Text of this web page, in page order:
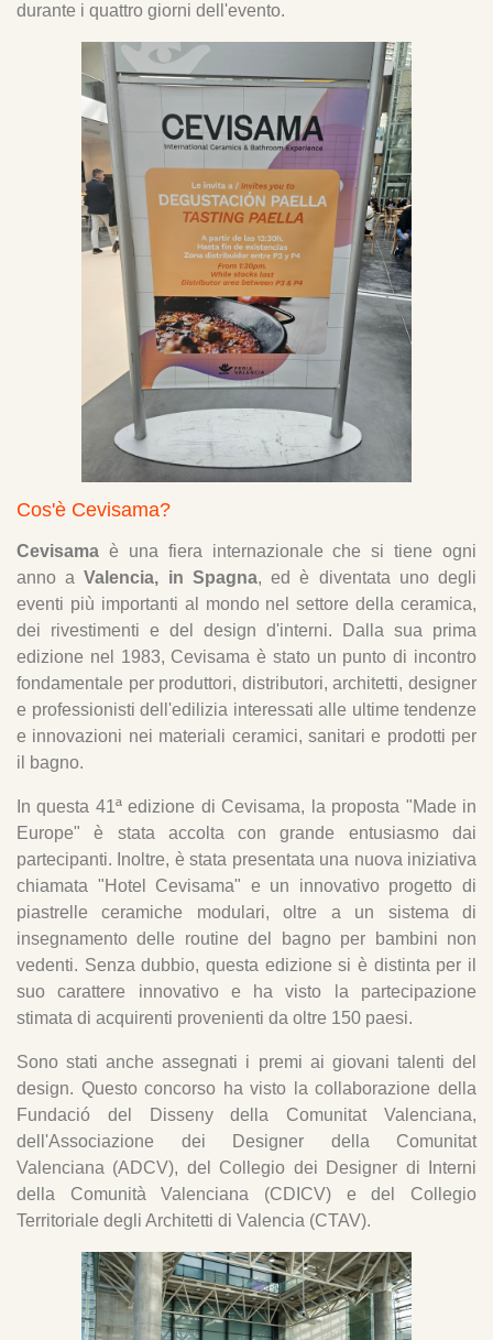
durante i quattro giorni dell'evento.
Cos'è Cevisama?
Cevisama è una fiera internazionale che si tiene ogni
anno aValencia, in Spagna, ed è diventata uno degli
eventi più importanti al mondo nel settore della ceramica,
dei rivestimenti e del design d'interni. Dalla sua prima
edizione nel 1983, Cevisama è stato un punto di incontro
fondamentale per produttori, distributori, architetti, designer
e professionisti dell'edilizia interessati alle ultime tendenze
e innovazioni nei materiali ceramici, sanitari e prodotti per
il bagno.
In questa 41ª edizione di Cevisama, la proposta "Made in
Europe" è stata accolta con grande entusiasmo dai
partecipanti. Inoltre, è stata presentata una nuova iniziativa
chiamata "Hotel Cevisama" e un innovativo progetto di
piastrelle ceramiche modulari, oltre a un sistema di
insegnamento delle routine del bagno per bambini non
vedenti. Senza dubbio, questa edizione si è distinta per il
suo carattere innovativo e ha visto la partecipazione
stimata di acquirenti provenienti da oltre 150 paesi.
Sono stati anche assegnati i premi ai giovani talenti del
design. Questo concorso ha visto la collaborazione della
Fundació del Disseny della Comunitat Valenciana,
dell'Associazione dei Designer della Comunitat
Valenciana (ADCV), del Collegio dei Designer di Interni
della Comunità Valenciana (CDICV) e del Collegio
Territoriale degli Architetti di Valencia (CTAV).